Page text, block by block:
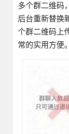
多个群二维码
后台重新替换
个群二维码上
常的实用方便。